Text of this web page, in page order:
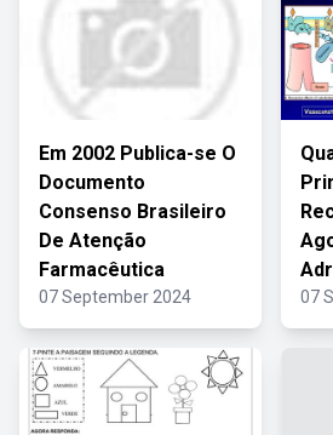
Em 2002 Publica-se O
Documento
Consenso Brasileiro
De Atenção
Farmacêutica
07 September 2024 07